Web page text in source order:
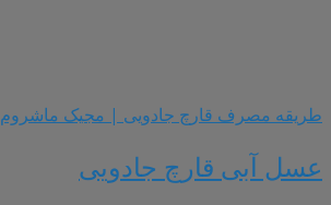
طریقه مصرف قارچ جادویی | مجیک ماشروم
عسل آبی قارچ جادویی